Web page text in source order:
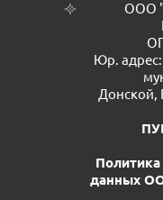
ООО
Юр. адрес:
Донской,
данных